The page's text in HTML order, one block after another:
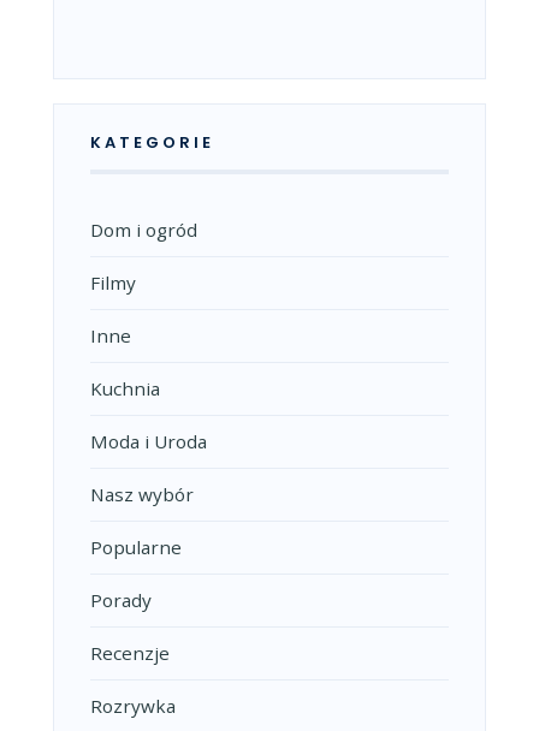
KATEGORIE
Dom i ogród
Filmy
Inne
Kuchnia
Moda i Uroda
Nasz wybór
Popularne
Porady
Recenzje
Rozrywka